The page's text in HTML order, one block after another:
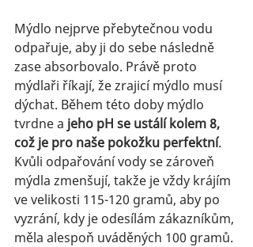
Mýdlo nejprve přebytečnou vodu
odpařuje, aby ji do sebe následně
zase absorbovalo. Právě proto
mýdlaři říkají, že zrajicí mýdlo musí
dýchat. Během této doby mýdlo
tvrdne a jeho pH se ustálí kolem 8,
což je pro naše pokožku perfektní.
Kvůli odpařování vody se zároveň
mýdla zmenšují, takže je vždy krájím
ve velikosti 115-120 gramů, aby po
vyzrání, kdy je odesílám zákazníkům,
měla alespoň uváděných 100 gramů.